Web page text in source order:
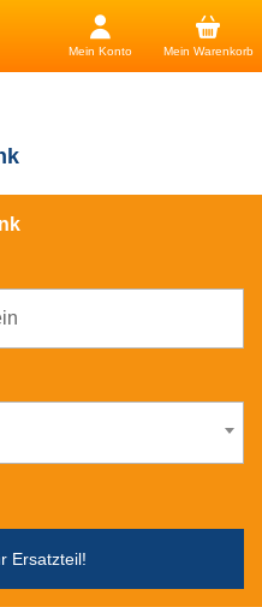
Mein Konto Mein Warenkorb
Ersatzteil!